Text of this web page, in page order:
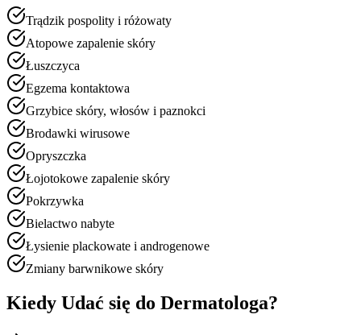
Trądzik pospolity i różowaty
Atopowe zapalenie skóry
Łuszczyca
Egzema kontaktowa
Grzybice skóry, włosów i paznokci
Brodawki wirusowe
Opryszczka
Łojotokowe zapalenie skóry
Pokrzywka
Bielactwo nabyte
Łysienie plackowate i androgenowe
Zmiany barwnikowe skóry
Kiedy Udać się do Dermatologa?